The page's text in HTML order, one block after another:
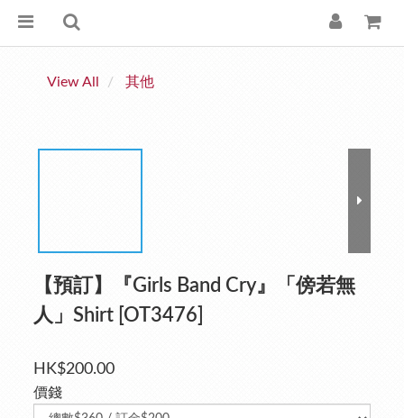
View All 其他
【預訂】『Girls Band Cry』「傍若無
人」Shirt [OT3476]
HK$200.00
價錢